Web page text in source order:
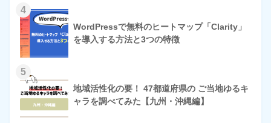
4
WordPressで無料のヒートマップ「Clarity」
を導入する方法と3つの特徴
5
地域活性化の要！ 47都道府県の ご当地ゆるキ
ャラを調べてみた【九州・沖縄編】